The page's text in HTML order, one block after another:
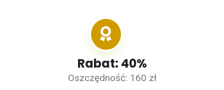
Rabat: 40%
Oszczędność: 160 zł